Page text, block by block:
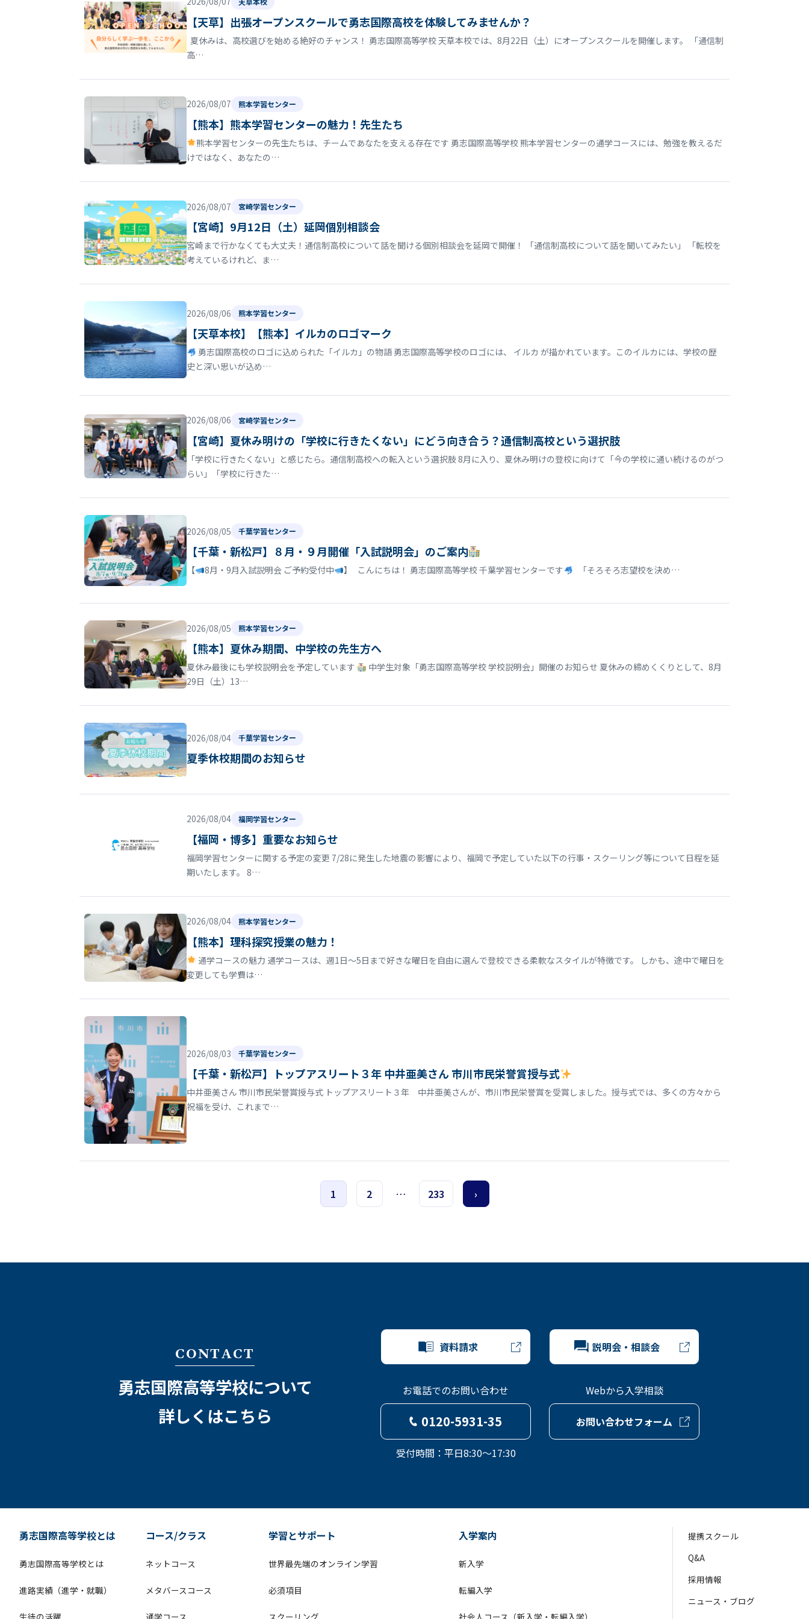
【天草】出張オープンスクールで勇志国際高校を体験してみませんか？
夏休みは、高校選びを始める絶好のチャンス！ 勇志国際高等学校 天草本校では、8月22日（土）にオープンスクールを開催します。 「通信制
高…
2026/08/07 熊本学習センター
【熊本】熊本学習センターの魅力！先生たち
熊本学習センターの先生たちは、チームであなたを支える存在です 勇志国際高等学校 熊本学習センターの通学コースには、勉強を教えるだ
けではなく、あなたの…
2026/08/07 宮崎学習センター
【宮崎】9月12日（土）延岡個別相談会
宮崎まで行かなくても大丈夫！通信制高校について話を聞ける個別相談会を延岡で開催！ 「通信制高校について話を聞いてみたい」 「転校を
考えているけれど、ま…
2026/08/06 熊本学習センター
【天草本校】【熊本】イルカのロゴマーク
勇志国際高校のロゴに込められた「イルカ」の物語 勇志国際高等学校のロゴには、 イルカ が描かれています。このイルカには、学校の歴
史と深い思いが込め…
2026/08/06 宮崎学習センター
【宮崎】夏休み明けの「学校に行きたくない」にどう向き合う？通信制高校という選択肢
「学校に行きたくない」と感じたら。通信制高校への転入という選択肢 8月に入り、夏休み明けの登校に向けて「今の学校に通い続けるのがつ
らい」「学校に行きた…
2026/08/05 千葉学習センター
【千葉・新松戸】８月・９月開催「入試説明会」のご案内
【 8月・9月入試説明会 ご予約受付中 】 こんにちは！ 勇志国際高等学校 千葉学習センターです 「そろそろ志望校を決め…
2026/08/05 熊本学習センター
【熊本】夏休み期間、中学校の先生方へ
夏休み最後にも学校説明会を予定しています
中学生対象「勇志国際高等学校 学校説明会」開催のお知らせ 夏休みの締めくくりとして、8月
29日（土）13…
2026/08/04 千葉学習センター
夏季休校期間のお知らせ
2026/08/04 福岡学習センター
【福岡・博多】重要なお知らせ
福岡学習センターに関する予定の変更 7/28に発生した地震の影響により、福岡で予定していた以下の行事・スクーリング等について日程を延
期いたします。 8…
2026/08/04 熊本学習センター
【熊本】理科探究授業の魅力！
通学コースの魅力 通学コースは、週1日〜5日まで好きな曜日を自由に選んで登校できる柔軟なスタイルが特徴です。 しかも、途中で曜日を
変更しても学費は…
2026/08/03 千葉学習センター
【千葉・新松戸】トップアスリート３年 中井亜美さん 市川市民栄誉賞授与式
中井亜美さん 市川市民栄誉賞授与式 トップアスリート３年 中井亜美さんが、市川市民栄誉賞を受賞しました。授与式では、多くの方々から
祝福を受け、これまで…
1 2 … 233 ›
CONTACT
勇志国際高等学校について
詳しくはこちら
資料請求 説明会・相談会
お電話でのお問い合わせ
0120-5931-35
受付時間：平日8:30～17:30
Webから入学相談
お問い合わせフォーム
勇志国際高等学校とは
勇志国際高等学校とは
進路実績（進学・就職）
コース/クラス
ネットコース
メタバースコース
学習とサポート
世界最先端のオンライン学習
必須項目
入学案内
新入学
転編入学
提携スクール
Q&A
採用情報
ニュース・ブログ